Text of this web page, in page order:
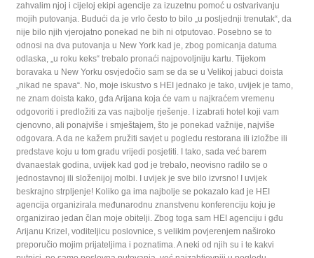
zahvalim njoj i cijeloj ekipi agencije za izuzetnu pomoć u ostvarivanju
mojih putovanja. Budući da je vrlo često to bilo „u posljednji trenutak“, da
nije bilo njih vjerojatno ponekad ne bih ni otputovao. Posebno se to
odnosi na dva putovanja u New York kad je, zbog pomicanja datuma
odlaska, „u roku keks“ trebalo pronaći najpovoljniju kartu. Tijekom
boravaka u New Yorku osvjedočio sam se da se u Velikoj jabuci doista
„nikad ne spava“. No, moje iskustvo s HEI jednako je tako, uvijek je tamo,
ne znam doista kako, gđa Arijana koja će vam u najkraćem vremenu
odgovoriti i predložiti za vas najbolje rješenje. I izabrati hotel koji vam
cjenovno, ali ponajviše i smještajem, što je ponekad važnije, najviše
odgovara. A da ne kažem pružiti savjet u pogledu restorana ili izložbe ili
predstave koju u tom gradu vrijedi posjetiti. I tako, sada već barem
dvanaestak godina, uvijek kad god je trebalo, neovisno radilo se o
jednostavnoj ili složenijoj molbi. I uvijek je sve bilo izvrsno! I uvijek
beskrajno strpljenje! Koliko ga ima najbolje se pokazalo kad je HEI
agencija organizirala međunarodnu znanstvenu konferenciju koju je
organizirao jedan član moje obitelji. Zbog toga sam HEI agenciju i gđu
Arijanu Krizel, voditeljicu poslovnice, s velikim povjerenjem naširoko
preporučio mojim prijateljima i poznatima. A neki od njih su i te kakvi